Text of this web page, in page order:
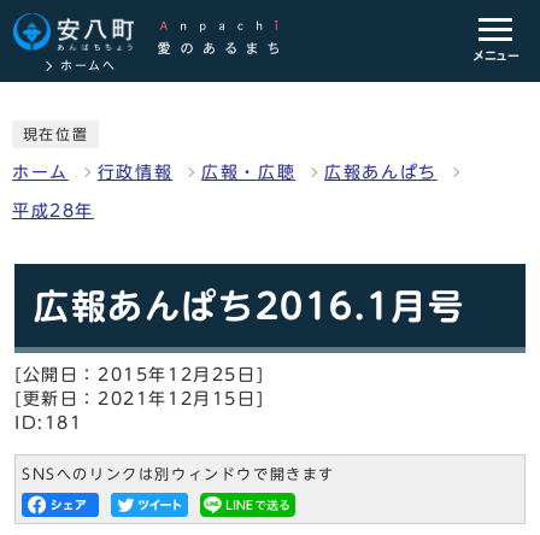
ホームへ
メニュー
現在位置
ホーム 行政情報 広報・広聴 広報あんぱち
平成28年
広報あんぱち2016.1月号
[公開日：2015年12月25日]
[更新日：2021年12月15日]
ID:181
SNSへのリンクは別ウィンドウで開きます